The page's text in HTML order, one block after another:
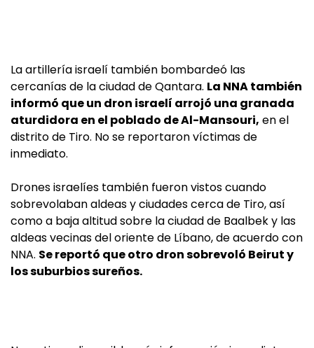
La artillería israelí también bombardeó las
cercanías de la ciudad de Qantara. La NNA también
informó que un dron israelí arrojó una granada
aturdidora en el poblado de Al-Mansouri, en el
distrito de Tiro. No se reportaron víctimas de
inmediato.
Drones israelíes también fueron vistos cuando
sobrevolaban aldeas y ciudades cerca de Tiro, así
como a baja altitud sobre la ciudad de Baalbek y las
aldeas vecinas del oriente de Líbano, de acuerdo con
NNA. Se reportó que otro dron sobrevoló Beirut y
los suburbios sureños.